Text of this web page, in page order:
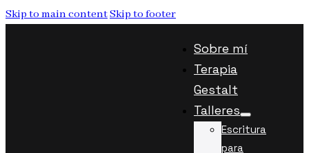
Skip to main contentSkip to footer
Sobre mí
Terapia
Gestalt
Talleres
Escritura
para